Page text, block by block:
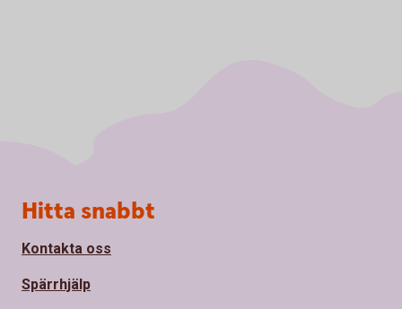
Sidfot
Hitta snabbt
Kontakta oss
Spärrhjälp